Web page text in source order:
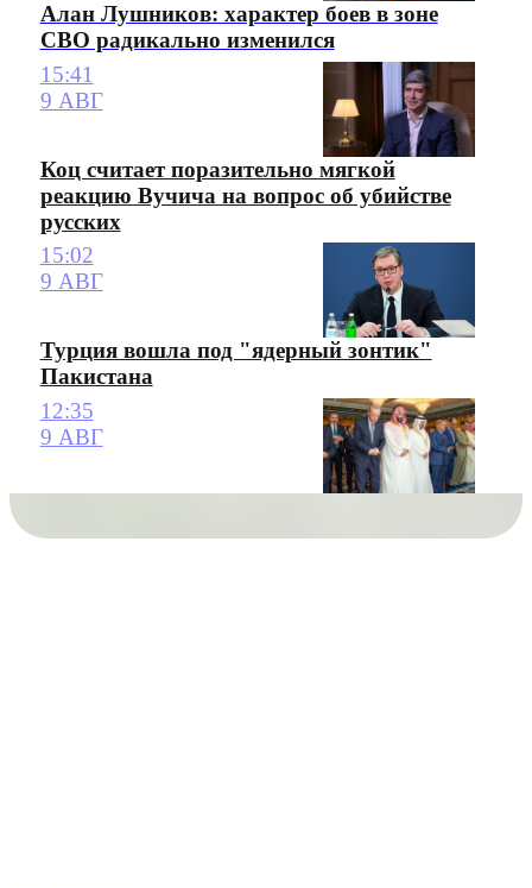
Алан Лушников: характер боев в зоне
СВО радикально изменился
15:41
9 АВГ
Коц считает поразительно мягкой
реакцию Вучича на вопрос об убийстве
русских
15:02
9 АВГ
Турция вошла под "ядерный зонтик"
Пакистана
12:35
9 АВГ